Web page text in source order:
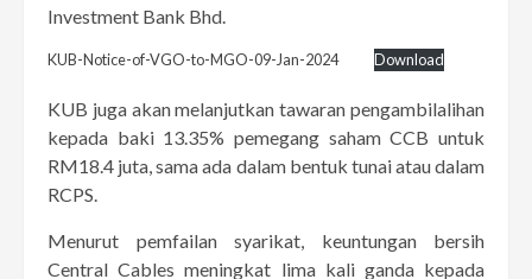
Investment Bank Bhd.
KUB-Notice-of-VGO-to-MGO-09-Jan-2024 Download
KUB juga akan melanjutkan tawaran pengambilalihan
kepada baki 13.35% pemegang saham CCB untuk
RM18.4 juta, sama ada dalam bentuk tunai atau dalam
RCPS.
Menurut pemfailan syarikat, keuntungan bersih
Central Cables meningkat lima kali ganda kepada